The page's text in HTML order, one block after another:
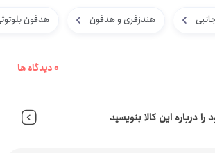
هندزفری و هدفون هدفون
0 دیدگاه ها
درباره این کالا بنویسید